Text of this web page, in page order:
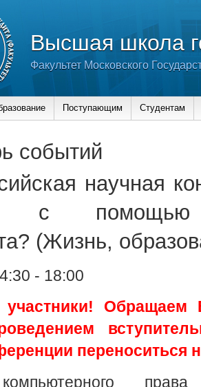
Высшая школа
Факультет Московского
Поступающим Студентам
событий
научная
с помощью
(Жизнь,
- 18:00
участники!
переноситься